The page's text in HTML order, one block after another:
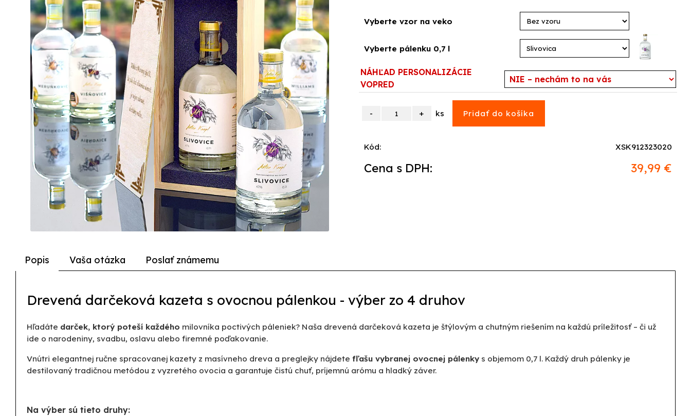
Vyberte vzor na veko
Vyberte pálenku 0,7 l
NÁHĽAD PERSONALIZÁCIE
VOPRED
ks
Kód: XSK912323020
Cena s DPH: 39,99 €
Popis Vaša otázka Poslať známemu
Drevená darčeková kazeta s ovocnou pálenkou - výber zo 4 druhov
Hľadáte darček, ktorý poteší každého milovníka poctivých páleniek? Naša drevená darčeková kazeta je štýlovým a chutným riešením na každú príležitosť – či už
ide o narodeniny, svadbu, oslavu alebo firemné poďakovanie.
Vnútri elegantnej ručne spracovanej kazety z masívneho dreva a preglejky nájdetefľašu vybranej ovocnej pálenky s objemom 0,7 l. Každý druh pálenky je
destilovaný tradičnou metódou z vyzretého ovocia a garantuje čistú chuť, príjemnú arómu a hladký záver.
Na výber sú tieto druhy: